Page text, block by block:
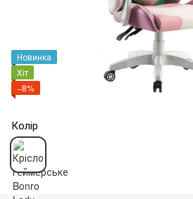
Новинка
Хіт
−8%
Колір